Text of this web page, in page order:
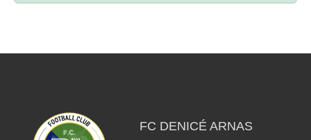
FC DENICÉ ARNAS